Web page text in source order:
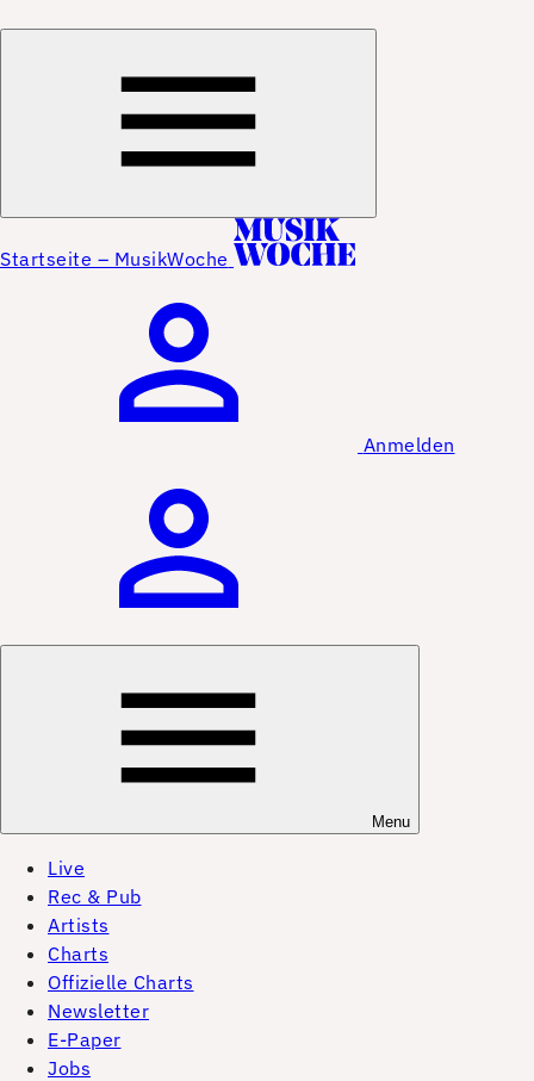
Startseite – MusikWoche
Anmelden
Menu
Live
Rec & Pub
Artists
Charts
Offizielle Charts
Newsletter
E-Paper
Jobs